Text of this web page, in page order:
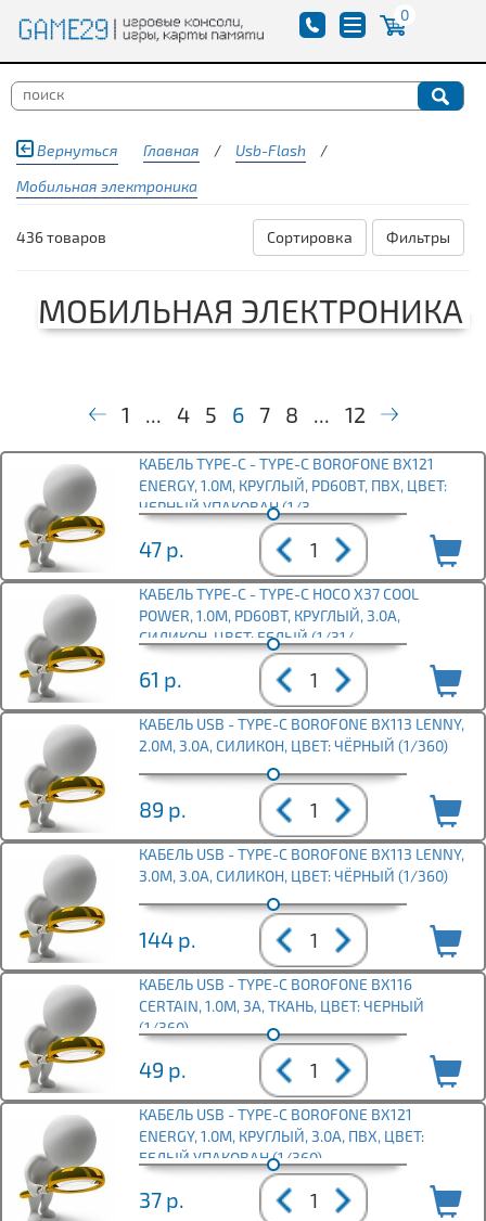
0
Вернуться Главная / Usb-Flash
/
Мобильная электроника
436 товаров Фильтры
Сортировка
МОБИЛЬНАЯ ЭЛЕКТРОНИКА
1 ... 4 5 6 7 8 ... 12
КАБЕЛЬ TYPE-C - TYPE-C BOROFONE BX121
ENERGY, 1.0М, КРУГЛЫЙ, PD60ВТ, ПВХ, ЦВЕТ:
ЧЕРНЫЙ УПАКОВАН (1/3
47 р.
КАБЕЛЬ TYPE-C - TYPE-C HOCO X37 COOL
POWER, 1.0М, PD60ВТ, КРУГЛЫЙ, 3.0A,
СИЛИКОН, ЦВЕТ: БЕЛЫЙ (1/31/
61 р.
КАБЕЛЬ USB - TYPE-C BOROFONE BX113 LENNY,
2.0М, 3.0A, СИЛИКОН, ЦВЕТ: ЧЁРНЫЙ (1/360)
89 р.
КАБЕЛЬ USB - TYPE-C BOROFONE BX113 LENNY,
3.0М, 3.0A, СИЛИКОН, ЦВЕТ: ЧЁРНЫЙ (1/360)
144 р.
КАБЕЛЬ USB - TYPE-C BOROFONE BX116
CERTAIN, 1.0М, 3A, ТКАНЬ, ЦВЕТ: ЧЕРНЫЙ
(1/360)
49 р.
КАБЕЛЬ USB - TYPE-C BOROFONE BX121
ENERGY, 1.0М, КРУГЛЫЙ, 3.0А, ПВХ, ЦВЕТ:
БЕЛЫЙ УПАКОВАН (1/360)
37 р.